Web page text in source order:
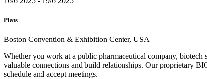
Plats
Boston Convention & Exhibition Center, USA
Whether you work at a public pharmaceutical company, biotech
valuable connections and build relationships. Our proprietary
schedule and accept meetings.